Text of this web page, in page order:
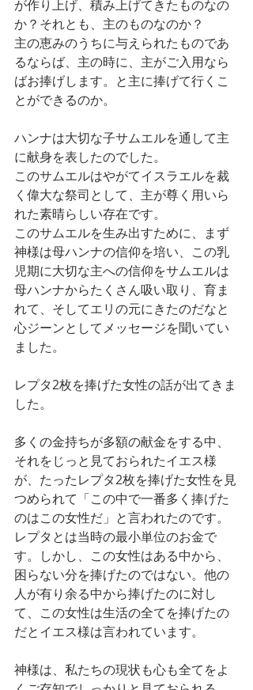
が作り上げ、積み上げてきたものなの
か？それとも、主のものなのか？
主の恵みのうちに与えられたものであ
るならば、主の時に、主がご入用なら
ばお捧げします。と主に捧げて行くこ
とができるのか。
ハンナは大切な子サムエルを通して主
に献身を表したのでした。
このサムエルはやがてイスラエルを裁
く偉大な祭司として、主が尊く用いら
れた素晴らしい存在です。
このサムエルを生み出すために、まず
神様は母ハンナの信仰を培い、この乳
児期に大切な主への信仰をサムエルは
母ハンナからたくさん吸い取り、育ま
れて、そしてエリの元にきたのだなと
心ジーンとしてメッセージを聞いてい
ました。
レプタ2枚を捧げた女性の話が出てきま
した。
多くの金持ちが多額の献金をする中、
それをじっと見ておられたイエス様
が、たったレプタ2枚を捧げた女性を見
つめられて「この中で一番多く捧げた
のはこの女性だ」と言われたのです。
レプタとは当時の最小単位のお金で
す。しかし、この女性はある中から、
困らない分を捧げたのではない。他の
人が有り余る中から捧げたのに対し
て、この女性は生活の全てを捧げたの
だとイエス様は言われています。
神様は、私たちの現状も心も全てをよ